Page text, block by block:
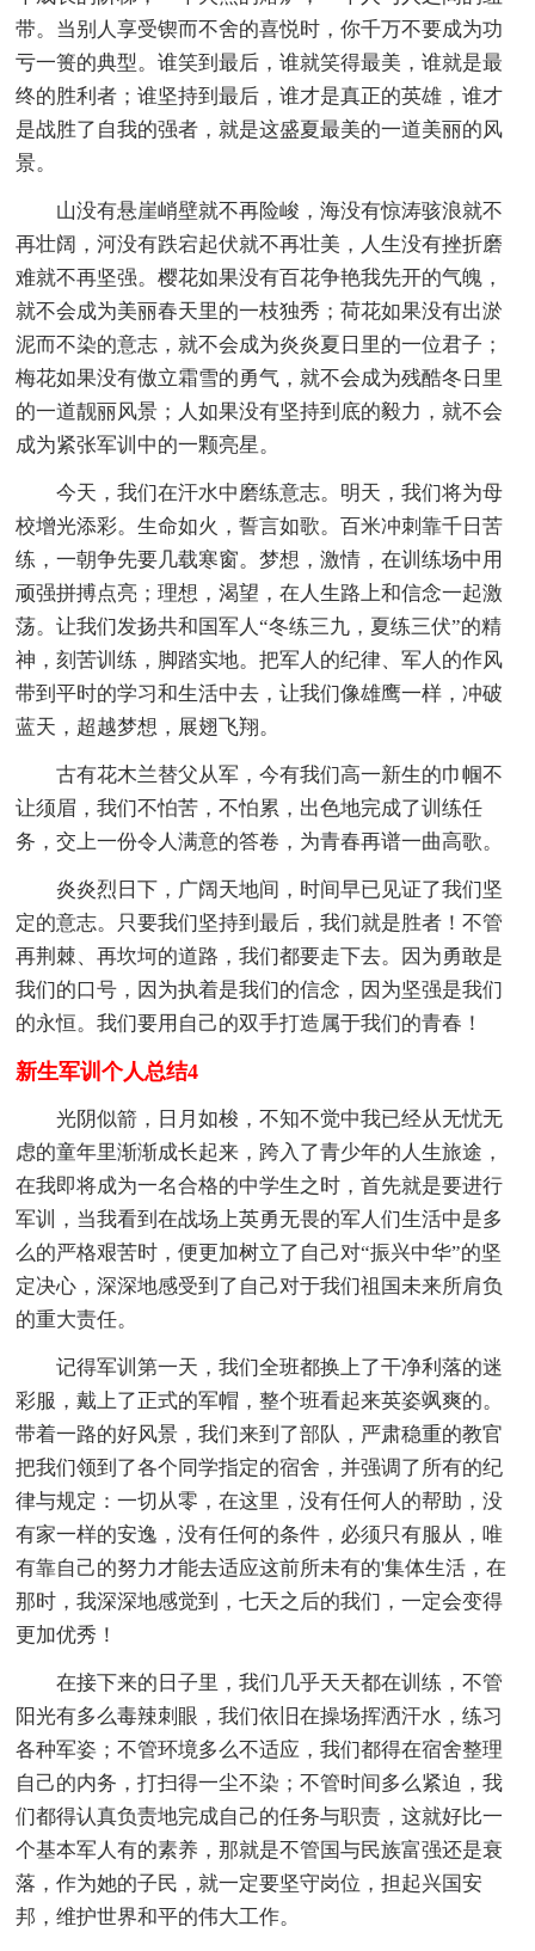
带。当别人享受锲而不舍的喜悦时，你千万不要成为功
亏一篑的典型。谁笑到最后，谁就笑得最美，谁就是最
终的胜利者；谁坚持到最后，谁才是真正的英雄，谁才
是战胜了自我的强者，就是这盛夏最美的一道美丽的风
景。
山没有悬崖峭壁就不再险峻，海没有惊涛骇浪就不
再壮阔，河没有跌宕起伏就不再壮美，人生没有挫折磨
难就不再坚强。樱花如果没有百花争艳我先开的气魄，
就不会成为美丽春天里的一枝独秀；荷花如果没有出淤
泥而不染的意志，就不会成为炎炎夏日里的一位君子；
梅花如果没有傲立霜雪的勇气，就不会成为残酷冬日里
的一道靓丽风景；人如果没有坚持到底的毅力，就不会
成为紧张军训中的一颗亮星。
今天，我们在汗水中磨练意志。明天，我们将为母
校增光添彩。生命如火，誓言如歌。百米冲刺靠千日苦
练，一朝争先要几载寒窗。梦想，激情，在训练场中用
顽强拼搏点亮；理想，渴望，在人生路上和信念一起激
荡。让我们发扬共和国军人“冬练三九，夏练三伏”的精
神，刻苦训练，脚踏实地。把军人的纪律、军人的作风
带到平时的学习和生活中去，让我们像雄鹰一样，冲破
蓝天，超越梦想，展翅飞翔。
古有花木兰替父从军，今有我们高一新生的巾帼不
让须眉，我们不怕苦，不怕累，出色地完成了训练任
务，交上一份令人满意的答卷，为青春再谱一曲高歌。
炎炎烈日下，广阔天地间，时间早已见证了我们坚
定的意志。只要我们坚持到最后，我们就是胜者！不管
再荆棘、再坎坷的道路，我们都要走下去。因为勇敢是
我们的口号，因为执着是我们的信念，因为坚强是我们
的永恒。我们要用自己的双手打造属于我们的青春！
新生军训个人总结4
光阴似箭，日月如梭，不知不觉中我已经从无忧无
虑的童年里渐渐成长起来，跨入了青少年的人生旅途，
在我即将成为一名合格的中学生之时，首先就是要进行
军训，当我看到在战场上英勇无畏的军人们生活中是多
么的严格艰苦时，便更加树立了自己对“振兴中华”的坚
定决心，深深地感受到了自己对于我们祖国未来所肩负
的重大责任。
记得军训第一天，我们全班都换上了干净利落的迷
彩服，戴上了正式的军帽，整个班看起来英姿飒爽的。
带着一路的好风景，我们来到了部队，严肃稳重的教官
把我们领到了各个同学指定的宿舍，并强调了所有的纪
律与规定：一切从零，在这里，没有任何人的帮助，没
有家一样的安逸，没有任何的条件，必须只有服从，唯
有靠自己的努力才能去适应这前所未有的'集体生活，在
那时，我深深地感觉到，七天之后的我们，一定会变得
更加优秀！
在接下来的日子里，我们几乎天天都在训练，不管
阳光有多么毒辣刺眼，我们依旧在操场挥洒汗水，练习
各种军姿；不管环境多么不适应，我们都得在宿舍整理
自己的内务，打扫得一尘不染；不管时间多么紧迫，我
们都得认真负责地完成自己的任务与职责，这就好比一
个基本军人有的素养，那就是不管国与民族富强还是衰
落，作为她的子民，就一定要坚守岗位，担起兴国安
邦，维护世界和平的伟大工作。